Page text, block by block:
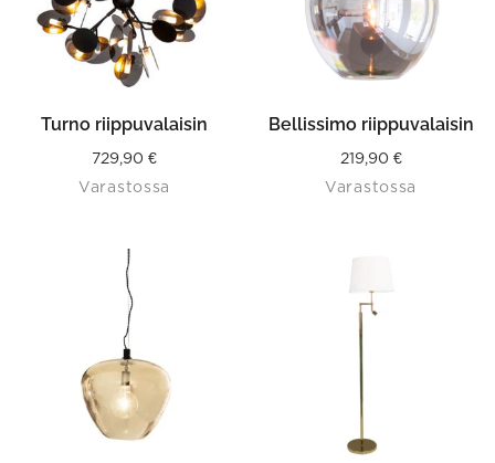
Turno riippuvalaisin
729,90 €
Varastossa
Bellissimo riippuvalaisin
219,90 €
Varastossa
This
product
has
multiple
variants.
The
options
may
be
chosen
has
multiple
on